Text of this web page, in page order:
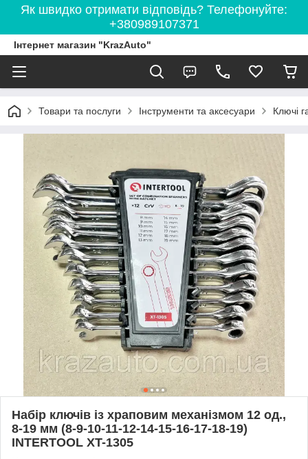
Як швидко отримати відповідь? Телефонуйте:
+380989107371
Інтернет магазин "KrazAuto"
Товари та послуги Інструменти та аксесуари Ключі
Набір ключів із храповим механізмом 12 од.,
8-19 мм (8-9-10-11-12-14-15-16-17-18-19)
INTERTOOL XT-1305